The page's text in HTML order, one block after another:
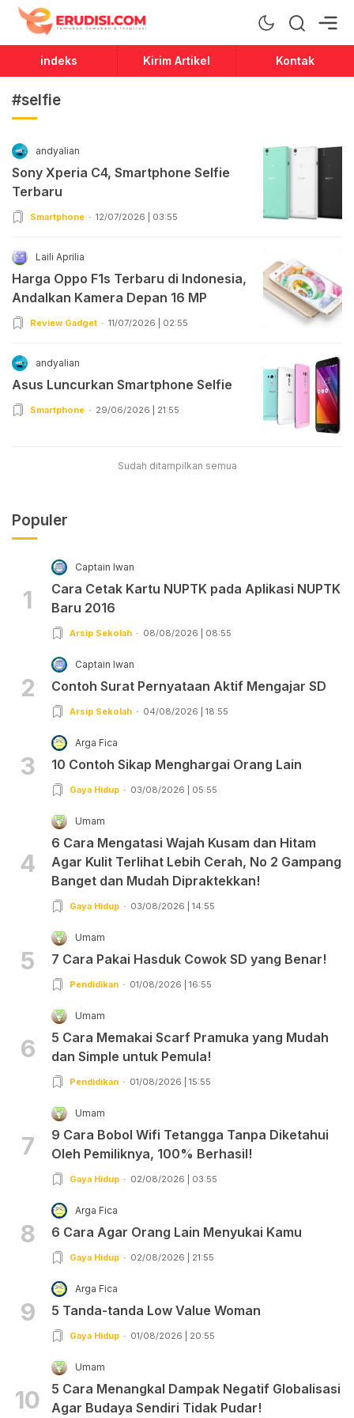
Erudisi
Temukan Jawaban dan Inspirasi
indeks Kirim Artikel Kontak
#selfie
andyalian
Sony Xperia C4, Smartphone Selfie
Terbaru
Smartphone 12/07/2026 | 03:55
Laili Aprilia
Harga Oppo F1s Terbaru di Indonesia,
Andalkan Kamera Depan 16 MP
Review Gadget 11/07/2026 | 02:55
andyalian
Asus Luncurkan Smartphone Selfie
Smartphone 29/06/2026 | 21:55
Sudah ditampilkan semua
Populer
1
Captain Iwan
Cara Cetak Kartu NUPTK pada Aplikasi NUPTK
Baru 2016
Arsip Sekolah 08/08/2026 | 08:55
2
Captain Iwan
Contoh Surat Pernyataan Aktif Mengajar SD
Arsip Sekolah 04/08/2026 | 18:55
3
Arga Fica
10 Contoh Sikap Menghargai Orang Lain
Gaya Hidup 03/08/2026 | 05:55
4
Umam
6 Cara Mengatasi Wajah Kusam dan Hitam
Agar Kulit Terlihat Lebih Cerah, No 2 Gampang
Banget dan Mudah Dipraktekkan!
Gaya Hidup 03/08/2026 | 14:55
5
Umam
7 Cara Pakai Hasduk Cowok SD yang Benar!
Pendidikan 01/08/2026 | 16:55
6
Umam
5 Cara Memakai Scarf Pramuka yang Mudah
dan Simple untuk Pemula!
Pendidikan 01/08/2026 | 15:55
7
Umam
9 Cara Bobol Wifi Tetangga Tanpa Diketahui
Oleh Pemiliknya, 100% Berhasil!
Gaya Hidup 02/08/2026 | 03:55
8
Arga Fica
6 Cara Agar Orang Lain Menyukai Kamu
Gaya Hidup 02/08/2026 | 21:55
9
Arga Fica
5 Tanda-tanda Low Value Woman
Gaya Hidup 01/08/2026 | 20:55
10
Umam
5 Cara Menangkal Dampak Negatif Globalisasi
Agar Budaya Sendiri Tidak Pudar!